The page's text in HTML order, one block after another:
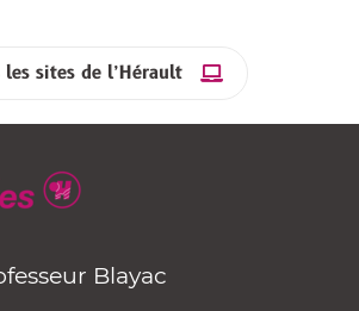
les sites de l’Hérault
Blayac